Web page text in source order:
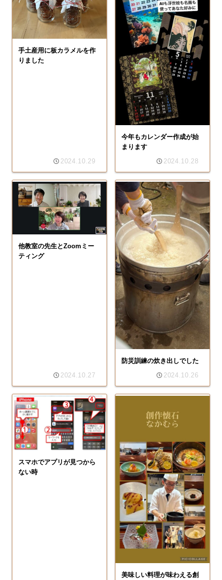
手土産用に板カラメルを作
りました
2024.10.29
今年もカレンダー作成が始
まります
2024.10.28
他教室の先生とZoomミー
ティング
2024.10.27
防災訓練の炊き出しでした
2024.10.26
スマホでアプリが見つから
ない時
美味しい料理が味わえる創